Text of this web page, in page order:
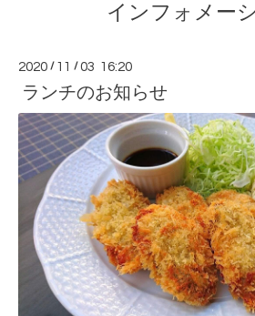
インフォメー
2020 / 11 /03 16:20
ランチのお知らせ